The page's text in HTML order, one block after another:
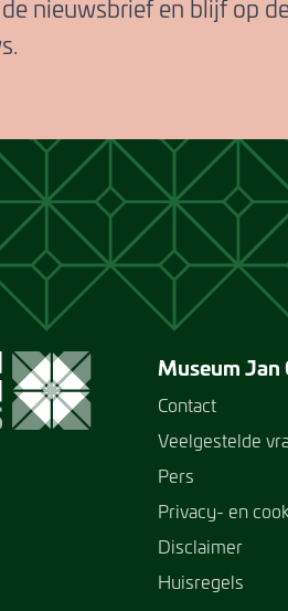
nieuwsbrief en blijf op
Cunen
Jan CunenJan Cunen
Museum Jan Cunen
Museum Jan
Contact
Veelgestelde
Pers
Privacy- en
Disclaimer
Huisregels